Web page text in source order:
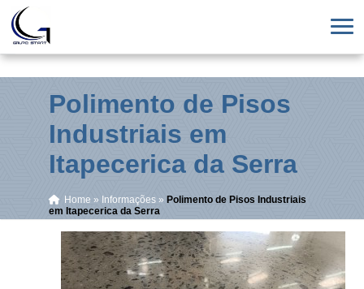
Polimento de Pisos
Industriais em
Itapecerica da Serra
Home » Informações » Polimento de Pisos Industriais
em Itapecerica da Serra